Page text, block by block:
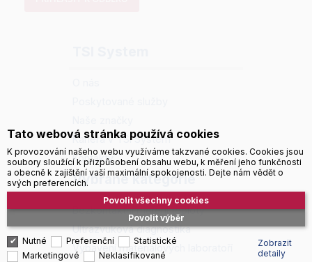
Kariéra v TSI System
Kontakty
Vybrané kategorie
Bezkontaktní měření teploty
Ultrazvuková diagnostika
Vybavení materiálových laboratoří
Tato webová stránka používá cookies
K provozování našeho webu využíváme takzvané cookies. Cookies jsou
soubory sloužící k přizpůsobení obsahu webu, k měření jeho funkčnosti
a obecně k zajištění vaší maximální spokojenosti. Dejte nám vědět o
svých preferencích.
Povolit výběr
Povolit všechny cookies
Nutné Preferenční
Statistické
Marketingové
Neklasifikované
Zobrazit
detaily